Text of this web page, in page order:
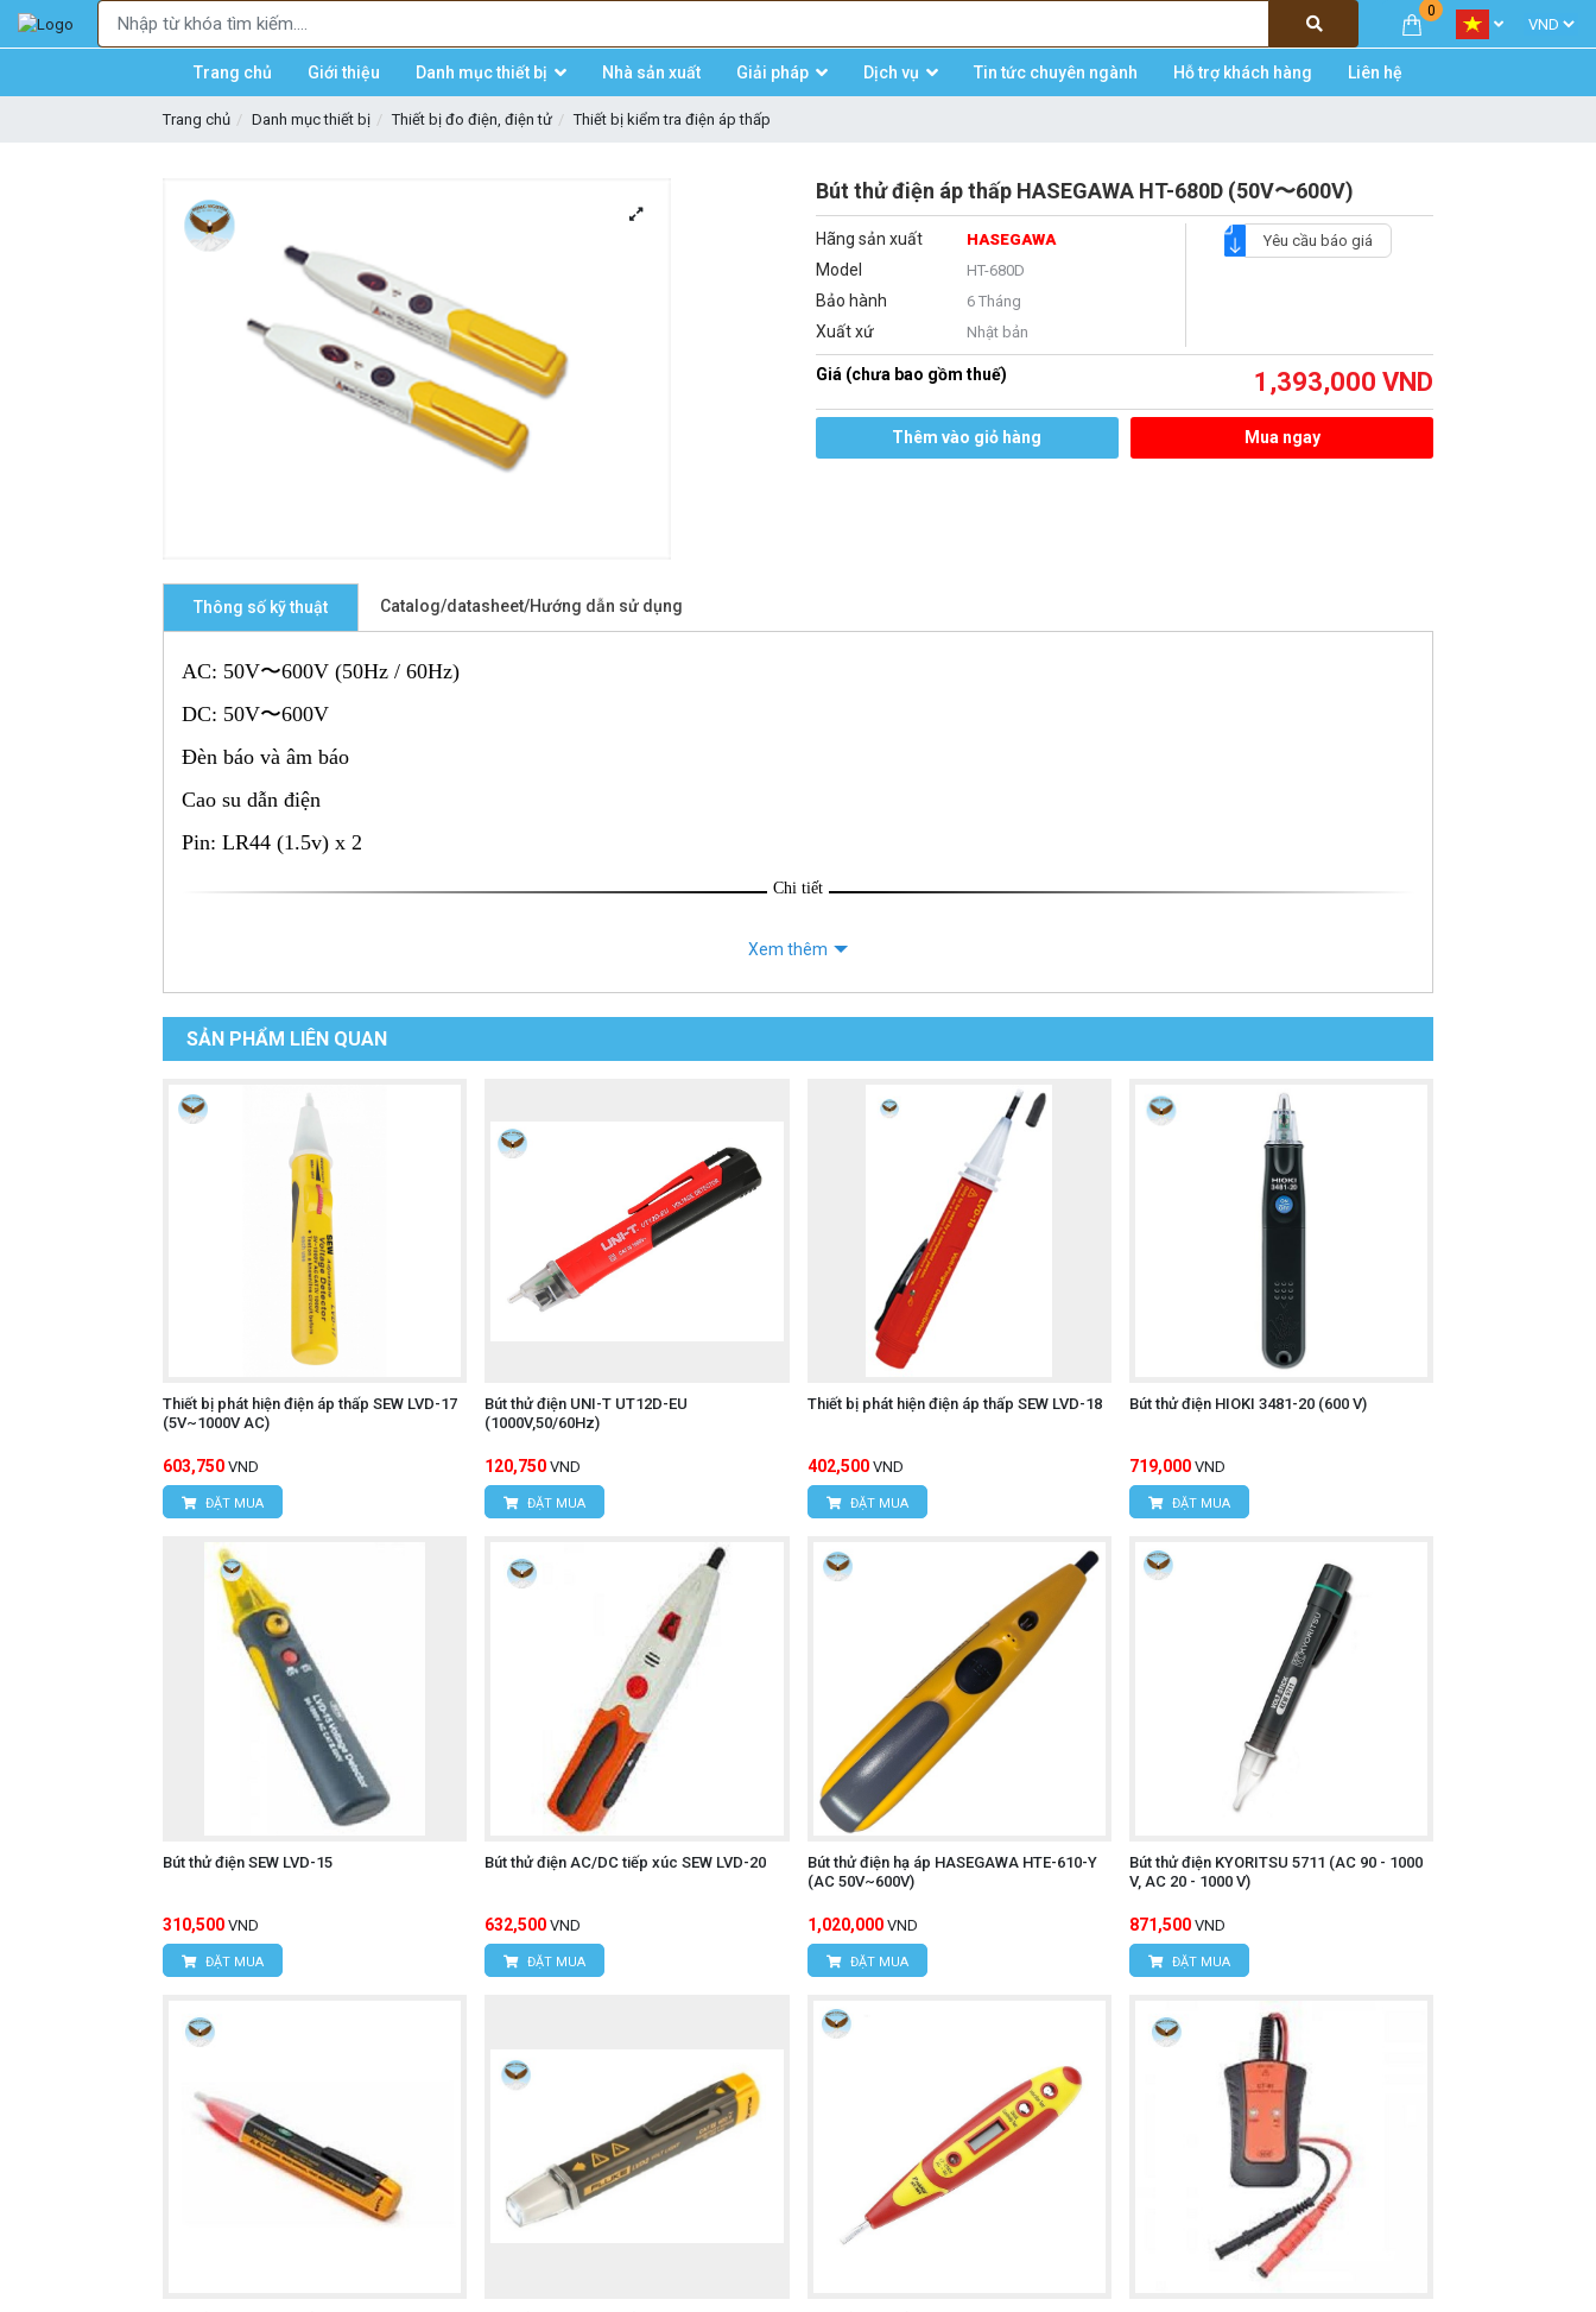
0
Trang chủ Giới thiệu Danh mục thiết bị Nhà sản xuất Giải pháp Dịch vụ Tin tức chuyên ngành Hỗ trợ khách hàng Liên hệ
Trang chủ Danh mục thiết bị Thiết bị đo điện, điện tử Thiết bị kiểm tra điện áp thấp
Bút thử điện áp thấp HASEGAWA HT-680D (50V〜600V)
Hãng sản xuất HASEGAWA
Model HT-680D
Bảo hành 6 Tháng
Xuất xứ Nhật bản
Yêu cầu báo giá
Giá (chưa bao gồm thuế) 1,393,000 VND
Thêm vào giỏ hàng Mua ngay
Thông số kỹ thuật Catalog/datasheet/Hướng dẫn sử dụng
AC: 50V〜600V (50Hz / 60Hz)
DC: 50V〜600V
Đèn báo và âm báo
Cao su dẫn điện
Pin: LR44 (1.5v) x 2
Chi tiết
Xem thêm
SẢN PHẨM LIÊN QUAN
Thiết bị phát hiện điện áp thấp SEW LVD-17
(5V~1000V AC)
603,750 VND
ĐẶT MUA
Bút thử điện UNI-T UT12D-EU
(1000V,50/60Hz)
120,750 VND
ĐẶT MUA
Thiết bị phát hiện điện áp thấp SEW LVD-18
402,500 VND
ĐẶT MUA
Bút thử điện HIOKI 3481-20 (600 V)
719,000 VND
ĐẶT MUA
Bút thử điện SEW LVD-15
310,500 VND
ĐẶT MUA
Bút thử điện AC/DC tiếp xúc SEW LVD-20
632,500 VND
ĐẶT MUA
Bút thử điện hạ áp HASEGAWA HTE-610-Y
(AC 50V~600V)
1,020,000 VND
ĐẶT MUA
Bút thử điện KYORITSU 5711 (AC 90 - 1000
V, AC 20 - 1000 V)
871,500 VND
ĐẶT MUA